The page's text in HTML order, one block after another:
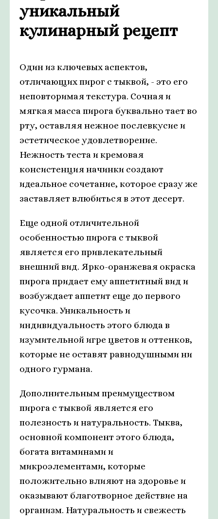
уникальный
кулинарный рецепт
Один из ключевых аспектов,
отличающих пирог с тыквой, - это его
неповторимая текстура. Сочная и
мягкая масса пирога буквально тает во
рту, оставляя нежное послевкусие и
эстетическое удовлетворение.
Нежность теста и кремовая
консистенция начинки создают
идеальное сочетание, которое сразу же
заставляет влюбиться в этот десерт.
Еще одной отличительной
особенностью пирога с тыквой
является его привлекательный
внешний вид. Ярко-оранжевая окраска
пирога придает ему аппетитный вид и
возбуждает аппетит еще до первого
кусочка. Уникальность и
индивидуальность этого блюда в
изумительной игре цветов и оттенков,
которые не оставят равнодушными ни
одного гурмана.
Дополнительным преимуществом
пирога с тыквой является его
полезность и натуральность. Тыква,
основной компонент этого блюда,
богата витаминами и
микроэлементами, которые
положительно влияют на здоровье и
оказывают благотворное действие на
организм. Натуральность и свежесть